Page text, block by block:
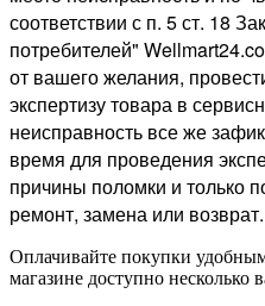
соответствии с п. 5 ст. 18
потребителей"
от вашего желания,
экспертизу товара в
неисправность все же
время для проведения
причины поломки и только
ремонт, замена или возврат.
Оплачивайте покупки
магазине доступно несколько